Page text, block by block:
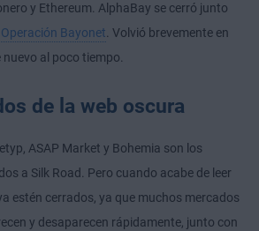
y Ethereum. AlphaBay se cerró junto
Operación Bayonet . Volvió brevemente en
al poco tiempo.
de la web oscura
ASAP Market y Bohemia son los
a Silk Road. Pero cuando acabe de leer
estén cerrados, ya que muchos mercados
y desaparecen rápidamente, junto con